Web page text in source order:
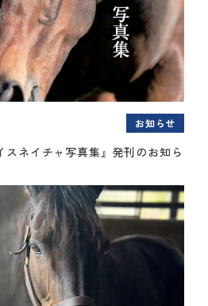
お知らせ
スネイチャ写真集』発刊のお知ら